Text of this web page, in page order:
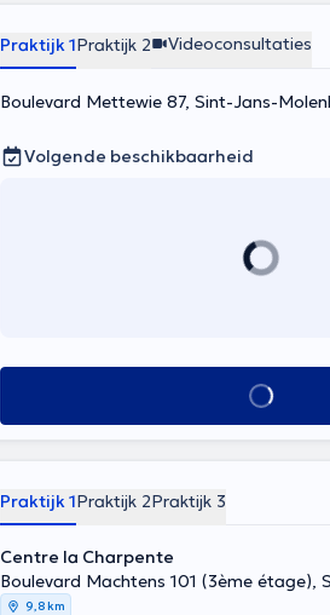
Praktijk 1Praktijk 2 Videoconsultaties
Boulevard Mettewie 87, Sint-Jans-
Volgende beschikbaarheid
Alles zien
Praktijk 1Praktijk 2Praktijk 3
Centre la Charpente
Boulevard Machtens 101 (3ème étage),
9,8 km